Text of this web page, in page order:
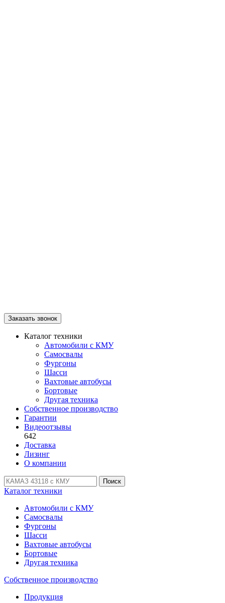
Заказать звонок
Каталог техники
Автомобили с КМУ
Самосвалы
Фургоны
Шасси
Вахтовые автобусы
Бортовые
Другая техника
Собственное производство
Гарантии
Видеоотзывы
642
Доставка
Лизинг
О компании
Поиск
Каталог техники
Автомобили с КМУ
Самосвалы
Фургоны
Шасси
Вахтовые автобусы
Бортовые
Другая техника
Собственное производство
Продукция